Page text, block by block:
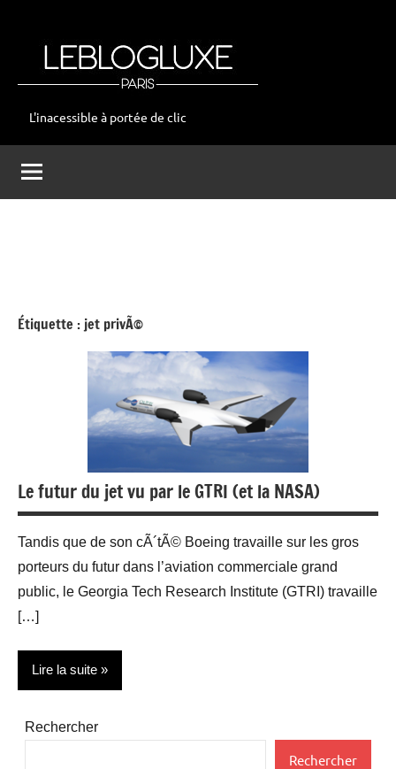
leblogluxe
L'inacessible à portée de clic
Étiquette : jet privÃ©
Le futur du jet vu par le GTRI (et la NASA)
Tandis que de son cÃ´tÃ© Boeing travaille sur les gros
porteurs du futur dans l’aviation commerciale grand
public, le Georgia Tech Research Institute (GTRI) travaille
[…]
Lire la suite
Aéronautique
Rechercher
Rechercher